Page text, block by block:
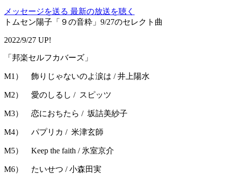
メッセージを送る 最新の放送を聴く
トムセン陽子「９の音粋」9/27のセレクト曲
2022/9/27 UP!
「邦楽セルフカバーズ」
M1） 飾りじゃないのよ涙は / 井上陽水
M2） 愛のしるし / スピッツ
M3） 恋におちたら / 坂詰美紗子
M4） パプリカ / 米津玄師
M5） Keep the faith / 氷室京介
M6） たいせつ / 小森田実